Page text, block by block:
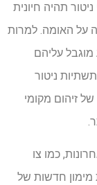
תהיה חיונית
על האומה. למרות
מוגבל עליהם
ניטור
זיהום מקומי
כמו צו
2021 14008 ותוכניות מימון חדשות של